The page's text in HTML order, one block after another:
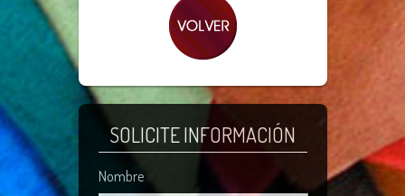
SOLICITE INFORMACIÓN
Nombre